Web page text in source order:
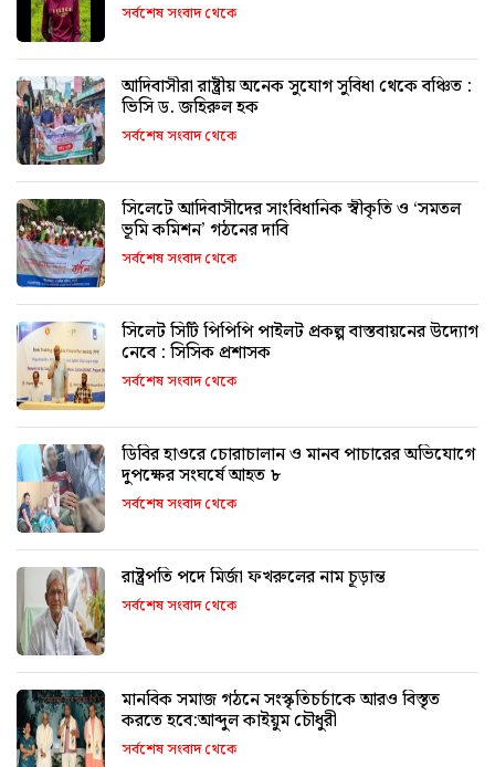
সর্বশেষ সংবাদ থেকে
আদিবাসীরা রাষ্ট্রীয় অনেক সুযোগ সুবিধা থেকে বঞ্চিত :
ভিসি ড. জহিরুল হক
সর্বশেষ সংবাদ থেকে
সিলেটে আদিবাসীদের সাংবিধানিক স্বীকৃতি ও ‘সমতল
ভূমি কমিশন’ গঠনের দাবি
সর্বশেষ সংবাদ থেকে
সিলেট সিটি পিপিপি পাইলট প্রকল্প বাস্তবায়নের উদ্যোগ
নেবে : সিসিক প্রশাসক
সর্বশেষ সংবাদ থেকে
ডিবির হাওরে চোরাচালান ও মানব পাচারের অভিযোগে
দুপক্ষের সংঘর্ষে আহত ৮
সর্বশেষ সংবাদ থেকে
রাষ্ট্রপতি পদে মির্জা ফখরুলের নাম চূড়ান্ত
সর্বশেষ সংবাদ থেকে
মানবিক সমাজ গঠনে সংস্কৃতিচর্চাকে আরও বিস্তৃত
করতে হবে:আব্দুল কাইয়ুম চৌধুরী
সর্বশেষ সংবাদ থেকে